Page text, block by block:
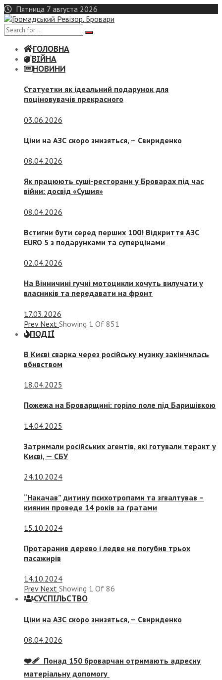
Skip
to
content
Пятница 7 августа 2026
ГОЛОВНА
ВІЙНА
НОВИНИ
Статуетки як ідеальний подарунок для
поціновувачів прекрасного
03.06.2026
Ціни на АЗС скоро знизяться, – Свириденко
08.04.2026
Як працюють суші-ресторани у Броварах під час
війни: досвід «Сушия»
08.04.2026
Встигни бути серед перших 100! Відкриття АЗС
EURO 5 з подарунками та суперцінами
02.04.2026
На Вінничині гучні мотоцикли хочуть вилучати у
власників та передавати на фронт
17.03.2026
Prev Next Showing 1 Of 851
ПОДІЇ
В Києві сварка через російську музику закінчилась
вбивством
18.04.2025
Пожежа на Броварщині: горіло поле під Баришівкою
14.04.2025
Затримали російських агентів, які готували теракт у
Києві, — СБУ
24.10.2024
“Накачав” дитину психотропами та згвалтував –
киянин проведе 14 років за ґратами
15.10.2024
Протаранив дерево і ледве не погубив трьох
пасажирів
14.10.2024
Prev Next Showing 1 Of 86
СУСПIЛЬСТВО
Ціни на АЗС скоро знизяться, – Свириденко
08.04.2026
❤️‍🩹 Понад 150 броварчан отримають адресну
матеріальну допомогу